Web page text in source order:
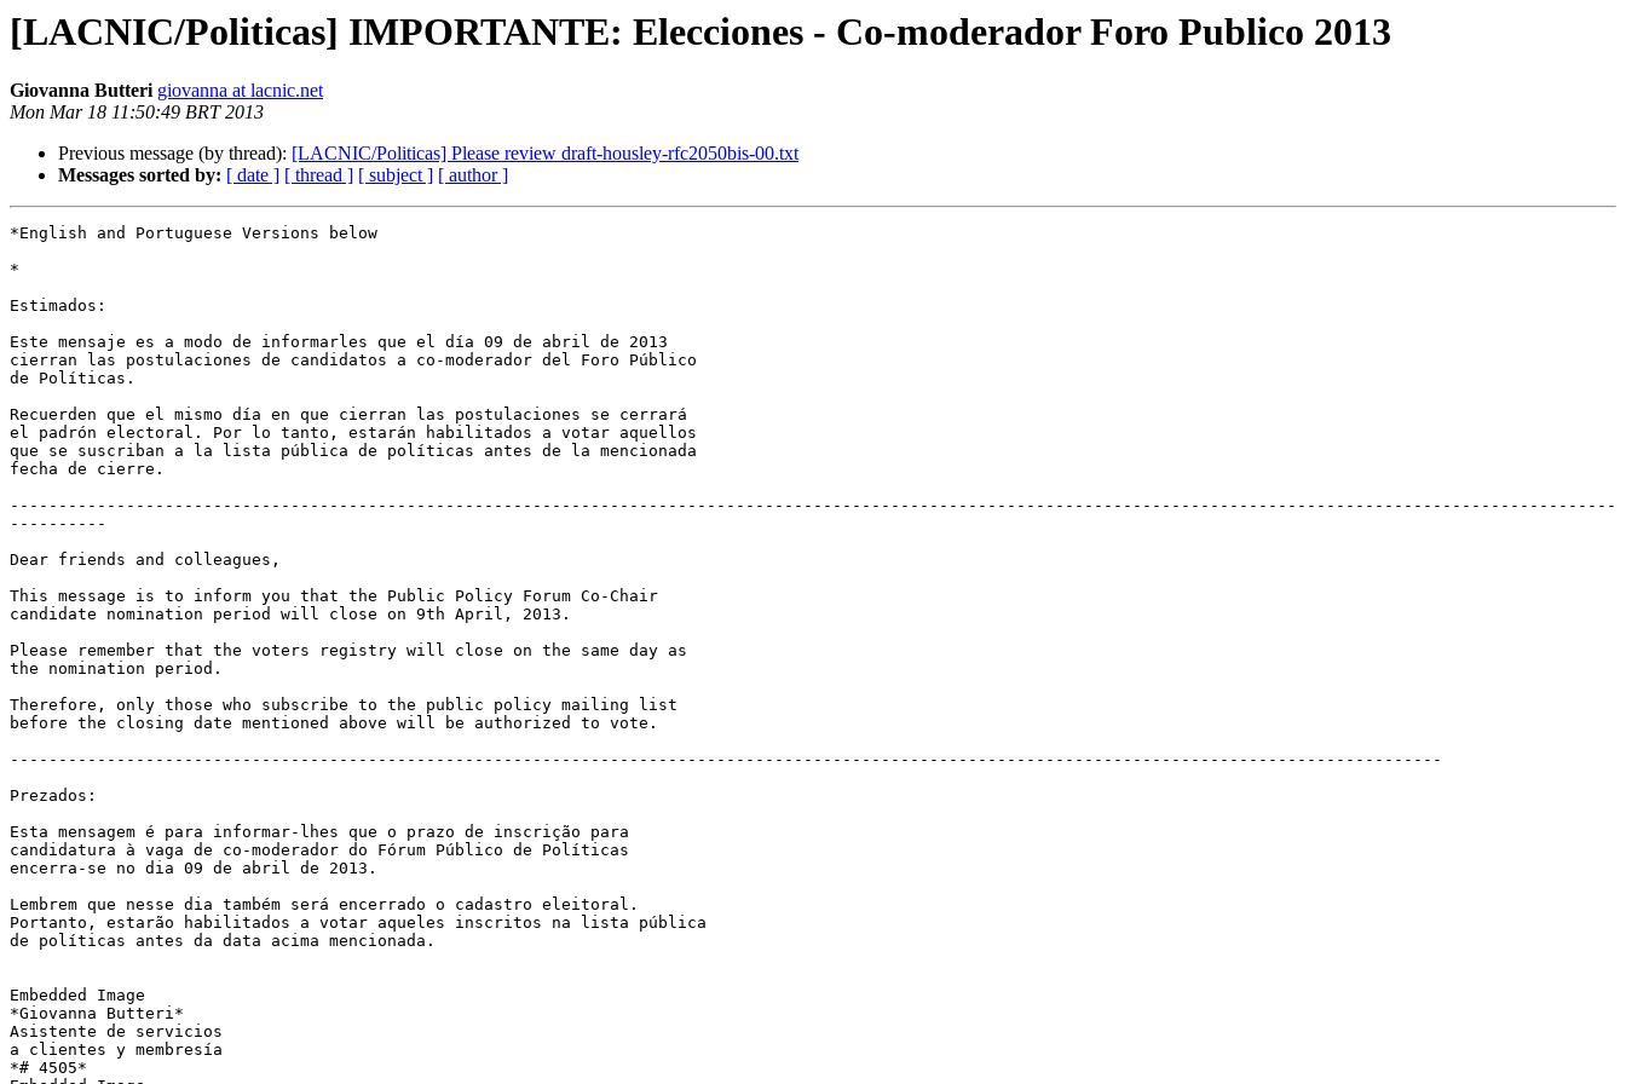
[LACNIC/Politicas] IMPORTANTE: Elecciones - Co-moderador Foro Publico 2013
Giovanna Butteri giovanna at lacnic.net
Mon Mar 18 11:50:49 BRT 2013
Previous message (by thread): [LACNIC/Politicas] Please review draft-housley-rfc2050bis-00.txt
Messages sorted by: [ date ] [ thread ] [ subject ] [ author ]
*English and Portuguese Versions below
*
Estimados:
Este mensaje es a modo de informarles que el día 09 de abril de 2013
cierran las postulaciones de candidatos a co-moderador del Foro Público
de Políticas.
Recuerden que el mismo día en que cierran las postulaciones se cerrará
el padrón electoral. Por lo tanto, estarán habilitados a votar aquellos
que se suscriban a la lista pública de políticas antes de la mencionada
fecha de cierre.
----------------------------------------------------------------------------------------------------------------------------------------------------------------------
----------
Dear friends and colleagues,
This message is to inform you that the Public Policy Forum Co-Chair
candidate nomination period will close on 9th April, 2013.
Please remember that the voters registry will close on the same day as
the nomination period.
Therefore, only those who subscribe to the public policy mailing list
before the closing date mentioned above will be authorized to vote.
----------------------------------------------------------------------------------------------------------------------------------------------------
Prezados:
Esta mensagem é para informar-lhes que o prazo de inscrição para
candidatura à vaga de co-moderador do Fórum Público de Políticas
encerra-se no dia 09 de abril de 2013.
Lembrem que nesse dia também será encerrado o cadastro eleitoral.
Portanto, estarão habilitados a votar aqueles inscritos na lista pública
de políticas antes da data acima mencionada.
Embedded Image
*Giovanna Butteri*
Asistente de servicios
a clientes y membresía
*# 4505*